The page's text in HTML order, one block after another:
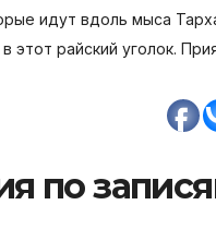
идут вдоль мыса
этот райский уголок.
по